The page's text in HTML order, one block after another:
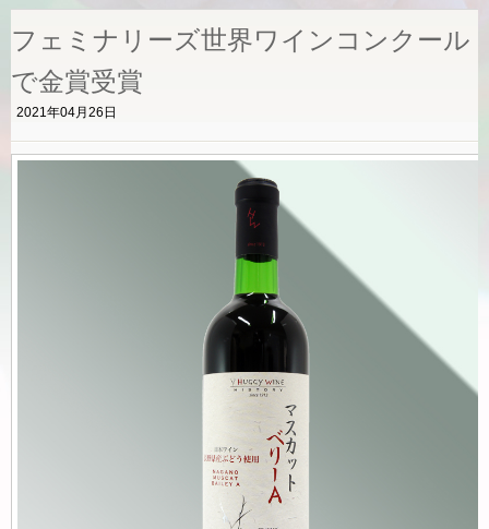
フェミナリーズ世界ワインコンクール
で金賞受賞
2021年04月26日